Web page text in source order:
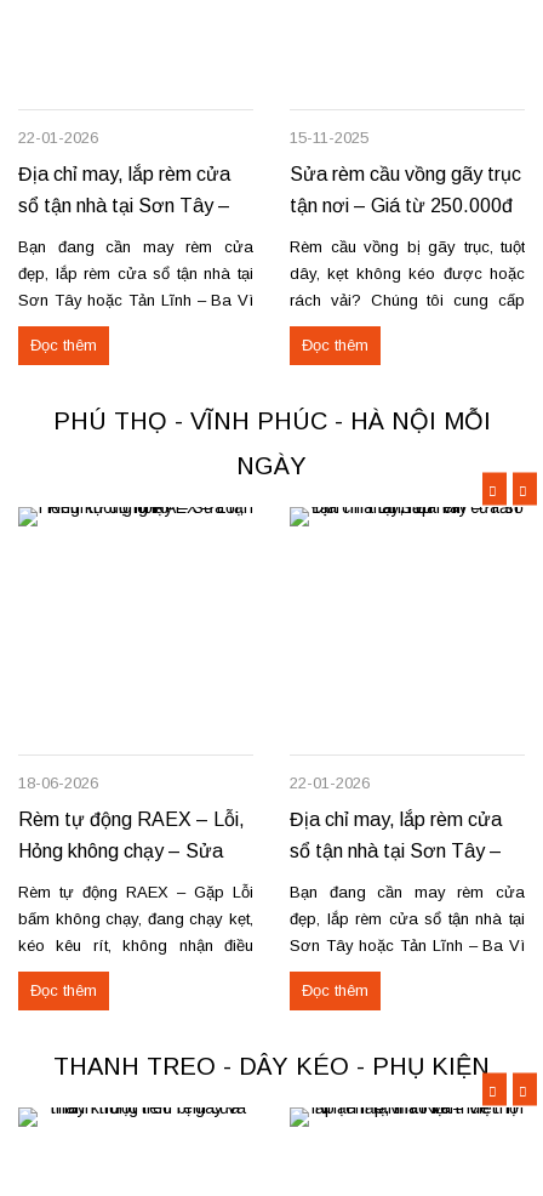
22-01-2026
Địa chỉ may, lắp rèm cửa
sổ tận nhà tại Sơn Tây –
Tản Lĩnh Ba Vì
Bạn đang cần may rèm cửa
đẹp, lắp rèm cửa sổ tận nhà tại
Sơn Tây hoặc Tản Lĩnh – Ba Vì
với giá hợp lý? Chúng tôi
chuyên may rèm theo yêu cầu,
tiến độ. Thực tế, chúng tôi vừa
hoàn thiện thi công rèm...
Đọc thêm
15-11-2025
Sửa rèm cầu vồng gãy trục
tận nơi – Giá từ 250.000đ
có VAT
Rèm cầu vồng bị gãy trục, tuột
dây, kẹt không kéo được hoặc
rách vải? Chúng tôi cung cấp
dịch vụ sửa rèm cầu vồng tận
nơi, đảm bảo rèm hoạt động trơn
cấu kéo để rèm mở – đóng êm
Thay dây...
Đọc thêm
PHÚ THỌ - VĨNH PHÚC - HÀ NỘI MỖI
NGÀY
18-06-2026
Rèm tự động RAEX – Lỗi,
Hỏng không chạy – Sửa
tận nơi
Rèm tự động RAEX – Gặp Lỗi
bấm không chạy, đang chạy kẹt,
kéo kêu rít, không nhận điều
khiển… Nhận thay mới động cơ,
sửa chữa rèm tự động raex và
Đọc thêm
22-01-2026
Địa chỉ may, lắp rèm cửa
sổ tận nhà tại Sơn Tây –
Tản Lĩnh Ba Vì
Bạn đang cần may rèm cửa
đẹp, lắp rèm cửa sổ tận nhà tại
Sơn Tây hoặc Tản Lĩnh – Ba Vì
với giá hợp lý? Chúng tôi
chuyên may rèm theo yêu cầu,
tiến độ. Thực tế, chúng tôi vừa
hoàn thiện thi công rèm...
Đọc thêm
THANH TREO - DÂY KÉO - PHỤ KIỆN